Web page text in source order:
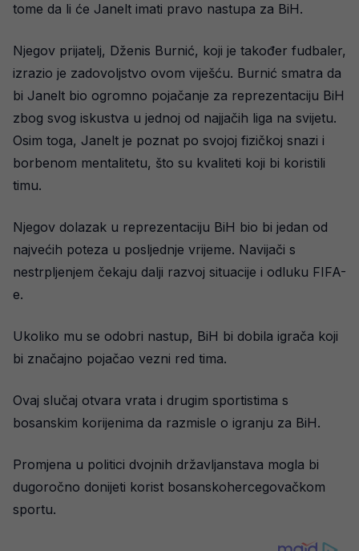
tome da li će Janelt imati pravo nastupa za BiH.
Njegov prijatelj, Dženis Burnić, koji je također fudbaler,
izrazio je zadovoljstvo ovom viješću. Burnić smatra da
bi Janelt bio ogromno pojačanje za reprezentaciju BiH
zbog svog iskustva u jednoj od najjačih liga na svijetu.
Osim toga, Janelt je poznat po svojoj fizičkoj snazi i
borbenom mentalitetu, što su kvaliteti koji bi koristili
timu.
Njegov dolazak u reprezentaciju BiH bio bi jedan od
najvećih poteza u posljednje vrijeme. Navijači s
nestrpljenjem čekaju dalji razvoj situacije i odluku FIFA-
e.
Ukoliko mu se odobri nastup, BiH bi dobila igrača koji
bi značajno pojačao vezni red tima.
Ovaj slučaj otvara vrata i drugim sportistima s
bosanskim korijenima da razmisle o igranju za BiH.
Promjena u politici dvojnih državljanstava mogla bi
dugoročno donijeti korist bosanskohercegovačkom
sportu.